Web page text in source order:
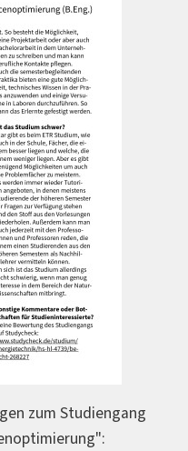
empfehlen, der sich
auf die Energiewende
und Ingenieure
vermittelt
Kompetenzen, die
eröffnen und
leisten.
zum Studiengang